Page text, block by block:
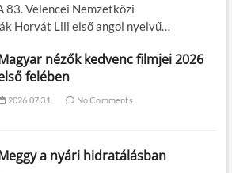
Velencei Nemzetközi
Horvát Lili első angol nyelvű…
nézők kedvenc filmjei 2026
felében
2026.07.31. No Comments
a nyári hidratálásban